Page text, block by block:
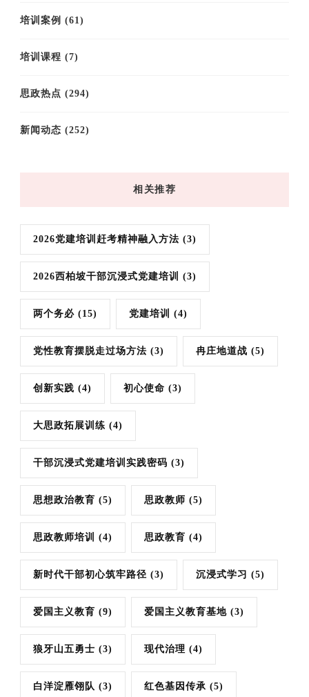
培训案例 (61)
培训课程 (7)
思政热点 (294)
新闻动态 (252)
相关推荐
2026党建培训赶考精神融入方法 (3)
2026西柏坡干部沉浸式党建培训 (3)
两个务必 (15) 党建培训 (4)
党性教育摆脱走过场方法 (3) 冉庄地道战 (5)
创新实践 (4) 初心使命 (3)
大思政拓展训练 (4)
干部沉浸式党建培训实践密码 (3)
思想政治教育 (5) 思政教师 (5)
思政教师培训 (4) 思政教育 (4)
新时代干部初心筑牢路径 (3) 沉浸式学习 (5)
爱国主义教育 (9) 爱国主义教育基地 (3)
狼牙山五勇士 (3) 现代治理 (4)
白洋淀雁翎队 (3) 红色基因传承 (5)